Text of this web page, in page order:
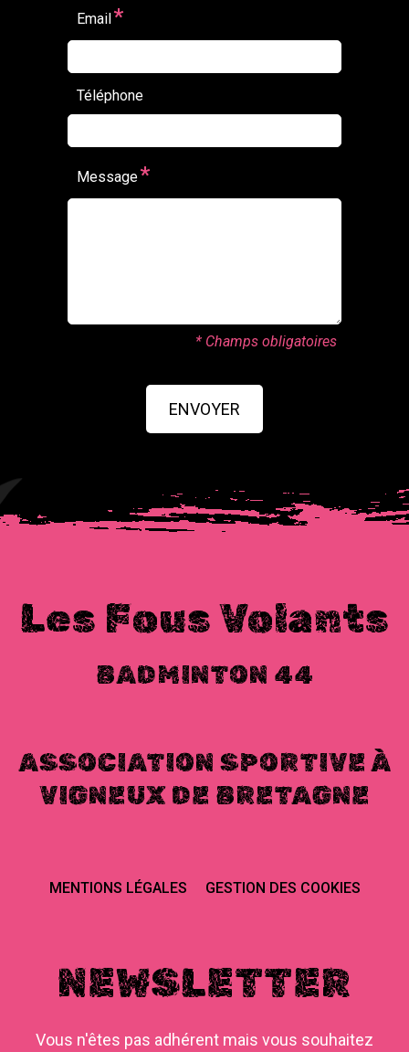
Email *
Téléphone
Message*
* Champs obligatoires
ENVOYER
Les Fous Volants
BADMINTON 44
ASSOCIATION SPORTIVE À
VIGNEUX DE BRETAGNE
MENTIONS LÉGALES GESTION DES COOKIES
NEWSLETTER
Vous n'êtes pas adhérent mais vous souhaitez